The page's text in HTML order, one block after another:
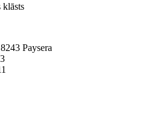
klāsts
Paysera